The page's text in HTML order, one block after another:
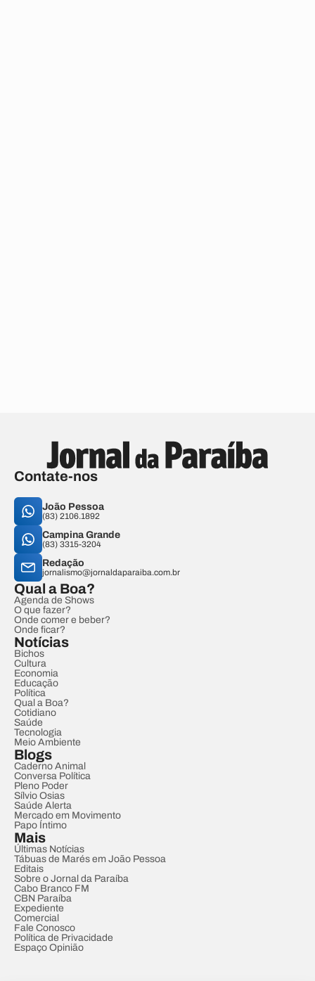
Contate-nos
João Pessoa
(83) 2106.1892
Campina Grande
(83) 3315-3204
Redação
jornalismo@jornaldaparaiba.com.br
Qual a Boa?
Agenda de Shows
O que fazer?
Onde comer e beber?
Onde ficar?
Notícias
Bichos
Cultura
Economia
Educação
Política
Qual a Boa?
Cotidiano
Saúde
Tecnologia
Meio Ambiente
Blogs
Caderno Animal
Conversa Política
Pleno Poder
Sílvio Osias
Saúde Alerta
Mercado em Movimento
Papo Íntimo
Mais
Últimas Notícias
Tábuas de Marés em João Pessoa
Editais
Sobre o Jornal da Paraíba
Cabo Branco FM
CBN Paraíba
Expediente
Comercial
Fale Conosco
Política de Privacidade
Espaço Opinião